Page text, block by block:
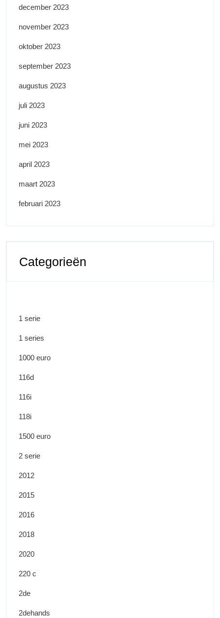
december 2023
november 2023
oktober 2023
september 2023
augustus 2023
juli 2023
juni 2023
mei 2023
april 2023
maart 2023
februari 2023
Categorieën
1 serie
1 series
1000 euro
116d
116i
118i
1500 euro
2 serie
2012
2015
2016
2018
2020
220 c
2de
2dehands